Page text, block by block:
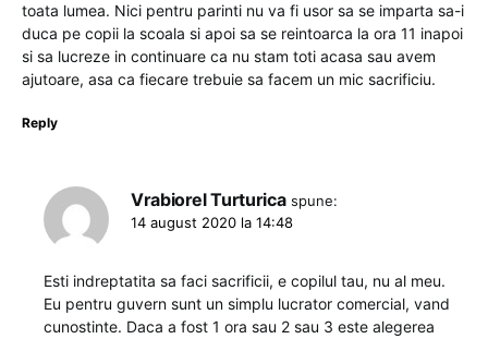
toata lumea. Nici pentru parinti nu va fi usor sa se imparta sa-i
duca pe copii la scoala si apoi sa se reintoarca la ora 11 inapoi
si sa lucreze in continuare ca nu stam toti acasa sau avem
ajutoare, asa ca fiecare trebuie sa facem un mic sacrificiu.
Reply
Vrabiorel Turturica spune:
14 august 2020 la 14:48
Esti indreptatita sa faci sacrificii, e copilul tau, nu al meu.
Eu pentru guvern sunt un simplu lucrator comercial, vand
cunostinte. Daca a fost 1 ora sau 2 sau 3 este alegerea